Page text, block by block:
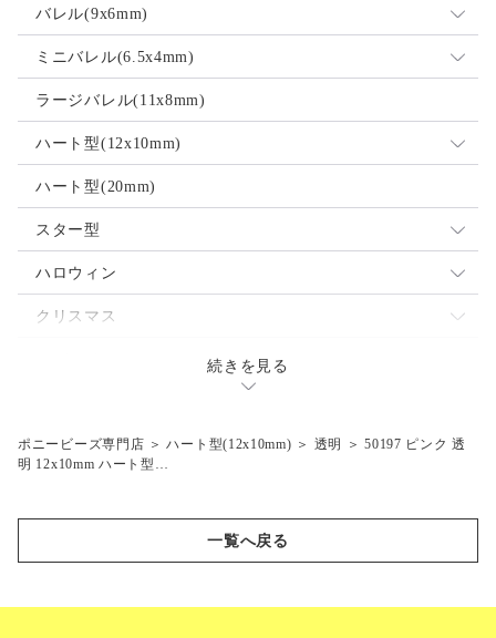
バレル(9x6mm)
ミックス
不透明
透明
ネオン
パール
蓄光
閃光
マット
ミニバレル(6.5x4mm)
ミックス
不透明
透明
ネオン
パール
蓄光
ラージバレル(11x8mm)
ハート型(12x10mm)
ミックス
不透明
透明
ネオン
閃光
ハート型(20mm)
スター型
ミックス
不透明
パール
閃光
マット
ハロウィン
魔女
クリスマス
スノーマン
クルマ
ボート
陸の動物
続きを見る
ポニービーズ専門店 ＞ハート型(12x10mm) ＞ 透明 ＞50197 ピンク 透
明 12x10mm ハート型…
一覧へ戻る